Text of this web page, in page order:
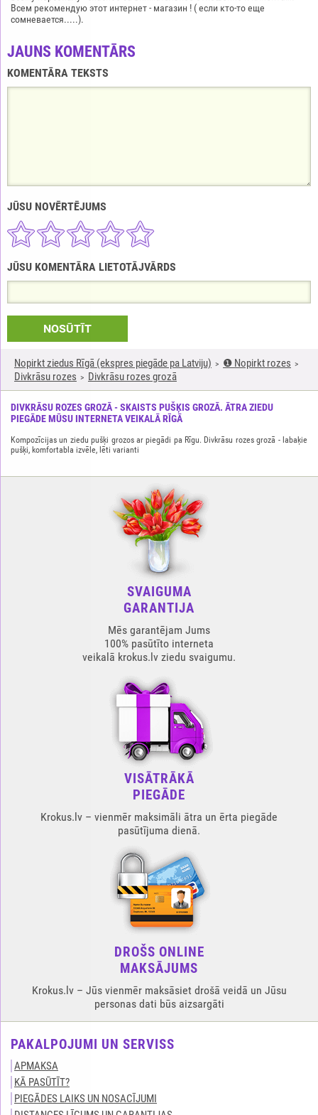
Nopirkt ziedus Rīgā (ekspres piegāde pa Latviju)
❶ Nopirkt rozes
Divkrāsu rozes
Divkrāsu rozes grozā
DIVKRĀSU ROZES GROZĀ - SKAISTS PUŠĶIS GROZĀ. ĀTRA ZIEDU
PIEGĀDE MŪSU INTERNETA VEIKALĀ RĪGĀ
Kompozīcijas un ziedu pušķi grozos ar piegādi pa Rīgu. Divkrāsu rozes grozā - labaķie
pušķi, komfortabla izvēle, lēti varianti
Всем рекомендую этот интернет - магазин ! ( если кто-то еще
сомневается.....).
JAUNS KOMENTĀRS
KOMENTĀRA TEKSTS
JŪSU NOVĒRTĒJUMS
JŪSU KOMENTĀRA LIETOTĀJVĀRDS
NOSŪTĪT
SVAIGUMA
GARANTIJA
Mēs garantējam Jums
100% pasūtīto interneta
veikalā krokus.lv ziedu svaigumu.
VISĀTRĀKĀ
PIEGĀDE
Krokus.lv – vienmēr maksimāli ātra un ērta piegāde
pasūtījuma dienā.
DROŠS ONLINE
MAKSĀJUMS
Krokus.lv – Jūs vienmēr maksāsiet drošā veidā un Jūsu
personas dati būs aizsargāti
PAKALPOJUMI UN SERVISS
APMAKSA
KĀ PASŪTĪT?
PIEGĀDES LAIKS UN NOSACĪJUMI